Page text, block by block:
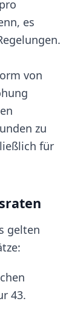
es
von
zu
für
gelten
43.